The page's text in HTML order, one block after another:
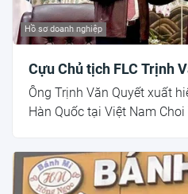
Hồ sơ doanh nghiệp
Cựu Chủ tịch FLC Trịnh
Ông Trịnh Văn Quyết xuất
Hàn Quốc tại Việt Nam